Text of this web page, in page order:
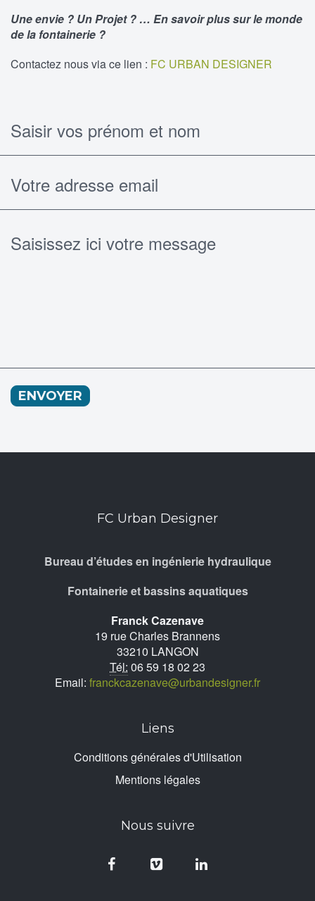
Une envie ? Un Projet ? … En savoir plus sur le monde
de la fontainerie ?
Contactez nous via ce lien : FC URBAN DESIGNER
ENVOYER
FC Urban Designer
Bureau d’études en ingénierie hydraulique
Fontainerie et bassins aquatiques
Franck Cazenave
19 rue Charles Brannens
33210 LANGON
Tél: 06 59 18 02 23
Email: franckcazenave@urbandesigner.fr
Liens
Conditions générales d'Utilisation
Mentions légales
Nous suivre